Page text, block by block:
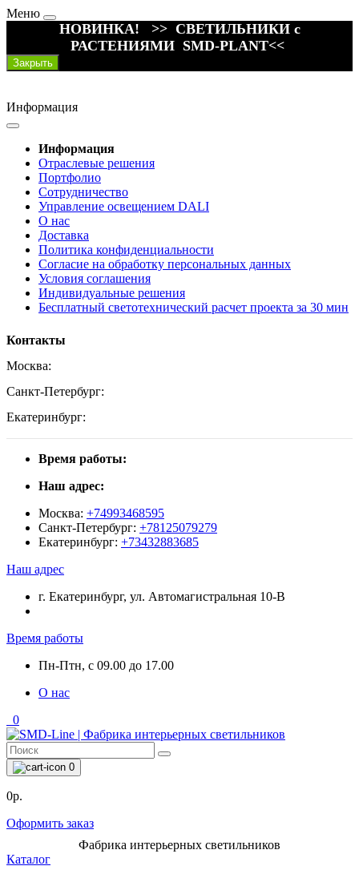
Меню
НОВИНКА! >> СВЕТИЛЬНИКИ с
РАСТЕНИЯМИ SMD-PLANT<<
Закрыть
Информация
Информация
Отраслевые решения
Портфолио
Сотрудничество
Управление освещением DALI
О нас
Доставка
Политика конфиденциальности
Согласие на обработку персональных данных
Условия соглашения
Индивидуальные решения
Бесплатный светотехнический расчет проекта за 30 мин
Контакты
Москва:
Санкт-Петербург:
Екатеринбург:
Время работы:
Наш адрес:
Москва: +74993468595
Санкт-Петербург: +78125079279
Екатеринбург: +73432883685
Наш адрес
г. Екатеринбург, ул. Автомагистральная 10-В
Время работы
Пн-Птн, с 09.00 до 17.00
О нас
0
0
0р.
Оформить заказ
Фабрика интерьерных светильников
Каталог